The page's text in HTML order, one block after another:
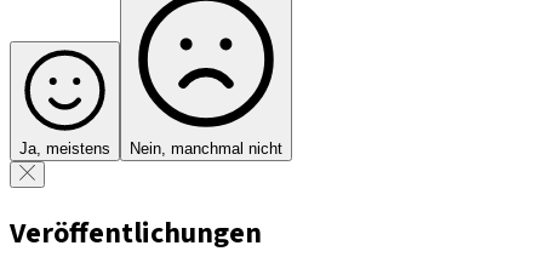
Ja, meistens Nein, manchmal nicht
Veröffentlichungen